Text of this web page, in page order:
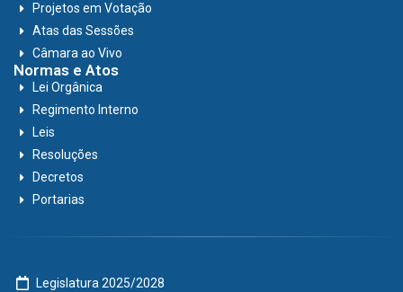
Projetos em Votação
Atas das Sessões
Câmara ao Vivo
Normas e Atos
Lei Orgânica
Regimento Interno
Leis
Resoluções
Decretos
Portarias
Legislatura 2025/2028